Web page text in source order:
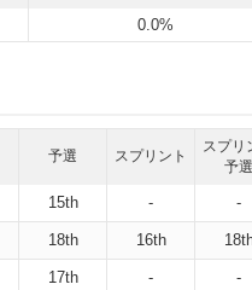
を見せ、ランキング8位。自身の
差はわずか9ポイントと実力は拮
高みへと押し上げることが期待
0.0%
予選 スプリント
スプリ
予選
15th - -
18th 16th
17th - -